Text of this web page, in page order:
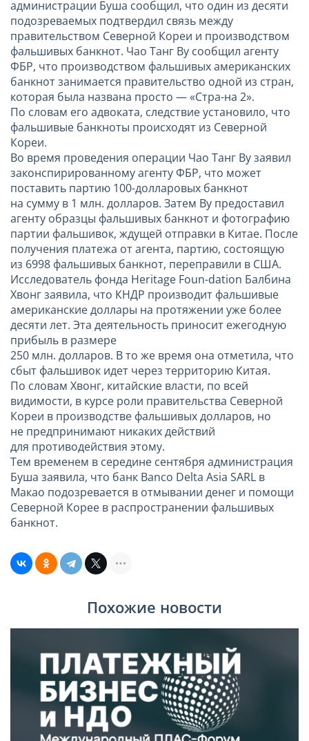
администрации Буша сообщил, что один из десяти
подозреваемых подтвердил связь между
правительством Северной Кореи и производством
фальшивых банкнот. Чао Танг Ву сообщил агенту
ФБР, что производством фальшивых американских
банкнот занимается правительство одной из стран,
которая была названа просто — «Стра-на 2».
По словам его адвоката, следствие установило, что
фальшивые банкноты происходят из Северной
Кореи.
Во время проведения операции Чао Танг Ву заявил
законспирированному агенту ФБР, что может
поставить партию 100-долларовых банкнот
на сумму в 1 млн. долларов. Затем Ву предоставил
агенту образцы фальшивых банкнот и фотографию
партии фальшивок, ждущей отправки в Китае. После
получения платежа от агента, партию, состоящую
из 6998 фальшивых банкнот, переправили в США.
Исследователь фонда Heritage Foun-dation Балбина
Хвонг заявила, что КНДР производит фальшивые
американские доллары на протяжении уже более
десяти лет. Эта деятельность приносит ежегодную
прибыль в размере
250 млн. долларов. В то же время она отметила, что
сбыт фальшивок идет через территорию Китая.
По словам Хвонг, китайские власти, по всей
видимости, в курсе роли правительства Северной
Кореи в производстве фальшивых долларов, но
не предпринимают никаких действий
для противодействия этому.
Тем временем в середине сентября администрация
Буша заявила, что банк Banco Delta Asia SARL в
Макао подозревается в отмывании денег и помощи
Северной Корее в распространении фальшивых
банкнот.
Похожие новости